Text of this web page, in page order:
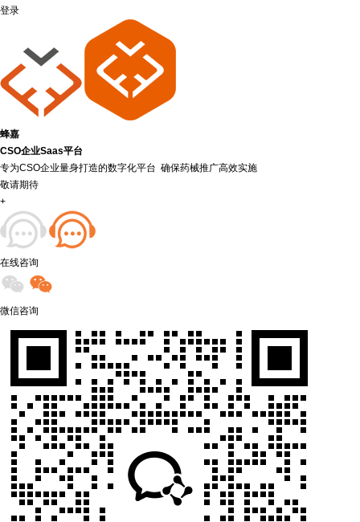
登录
蜂嘉
CSO企业Saas平台
专为CSO企业量身打造的数字化平台 确保药械推广高效实施
敬请期待
+
在线咨询
微信咨询